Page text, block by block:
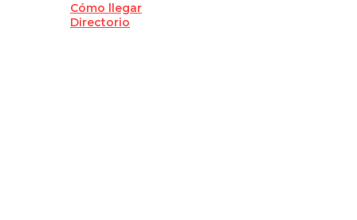
Cómo llegar
Directorio